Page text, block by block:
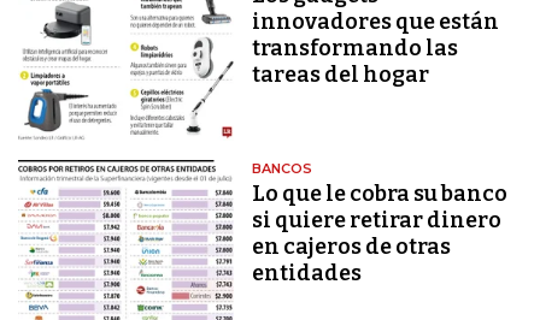
innovadores que están
transformando las
tareas del hogar
BANCOS
Lo que le cobra su banco
si quiere retirar dinero
en cajeros de otras
entidades